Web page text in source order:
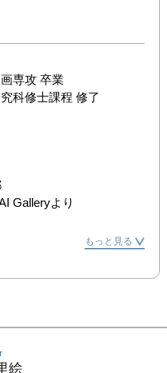
専攻 卒業
科修士課程 修了
Galleryより
芸術大学 京都
もっと見る
絵